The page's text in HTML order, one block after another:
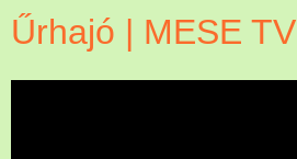
Űrhajó | MESE TV